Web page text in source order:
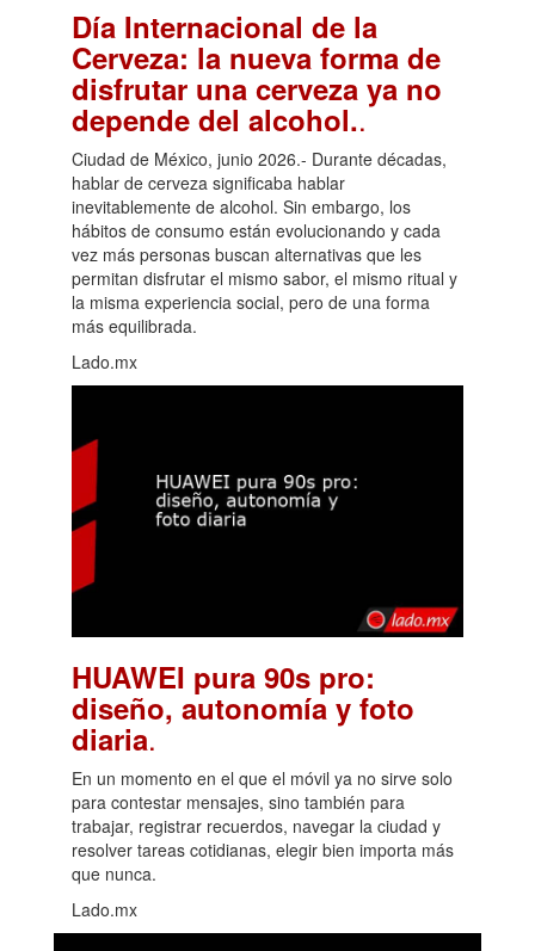
Día Internacional de la
Cerveza: la nueva forma de
disfrutar una cerveza ya no
depende del alcohol..
Ciudad de México, junio 2026.- Durante décadas,
hablar de cerveza significaba hablar
inevitablemente de alcohol. Sin embargo, los
hábitos de consumo están evolucionando y cada
vez más personas buscan alternativas que les
permitan disfrutar el mismo sabor, el mismo ritual y
la misma experiencia social, pero de una forma
más equilibrada.
Lado.mx
HUAWEI pura 90s pro:
diseño, autonomía y foto
diaria.
En un momento en el que el móvil ya no sirve solo
para contestar mensajes, sino también para
trabajar, registrar recuerdos, navegar la ciudad y
resolver tareas cotidianas, elegir bien importa más
que nunca.
Lado.mx